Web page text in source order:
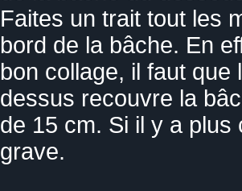
Faites un trait tout les
bord de la bâche. En
bon collage, il faut que
dessus recouvre la
de 15 cm. Si il y a plus
grave.